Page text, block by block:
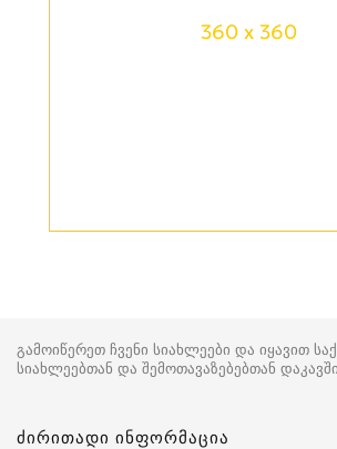
360 x 360
გამოიწერეთ ჩვენი სიახლეები და იყავით
სიახლეებთან და შემოთავაზებებთან
ძირითადი ინფორმაცია